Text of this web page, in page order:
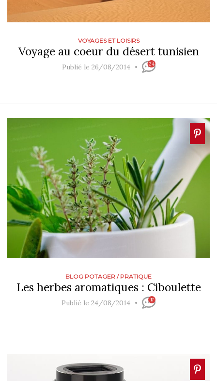
VOYAGES ET LOISIRS
Voyage au coeur du désert tunisien
Publié le 26/08/2014 24
BLOG POTAGER / PRATIQUE
Les herbes aromatiques : Ciboulette
Publié le 24/08/2014 17